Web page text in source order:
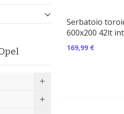
Serbatoio
600x200 42lt
169,99 €